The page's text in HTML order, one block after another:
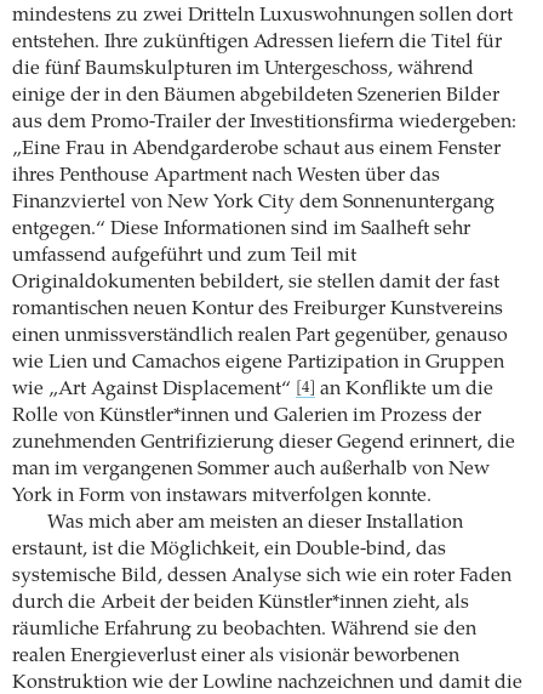
mindestens zu zwei Dritteln Luxuswohnungen sollen dort
entstehen. Ihre zukünftigen Adressen liefern die Titel für
die fünf Baumskulpturen im Untergeschoss, während
einige der in den Bäumen abgebildeten Szenerien Bilder
aus dem Promo-Trailer der Investitionsfirma wiedergeben:
„Eine Frau in Abendgarderobe schaut aus einem Fenster
ihres Penthouse Apartment nach Westen über das
Finanzviertel von New York City dem Sonnenuntergang
entgegen.“ Diese Informationen sind im Saalheft sehr
umfassend aufgeführt und zum Teil mit
Originaldokumenten bebildert, sie stellen damit der fast
romantischen neuen Kontur des Freiburger Kunstvereins
einen unmissverständlich realen Part gegenüber, genauso
wie Lien und Camachos eigene Partizipation in Gruppen
wie „Art Against Displacement“
[4]
an Konflikte um die
Rolle von Künstler*innen und Galerien im Prozess der
zunehmenden Gentrifizierung dieser Gegend erinnert, die
man im vergangenen Sommer auch außerhalb von New
York in Form von instawars mitverfolgen konnte.
Was mich aber am meisten an dieser Installation
erstaunt, ist die Möglichkeit, ein Double-­bind, das
systemische Bild, dessen Analyse sich wie ein roter Faden
durch die Arbeit der beiden Künstler*innen zieht, als
räumliche Erfahrung zu beobachten. Während sie den
realen Energieverlust einer als visionär beworbenen
Konstruktion wie der Lowline nachzeichnen und damit die